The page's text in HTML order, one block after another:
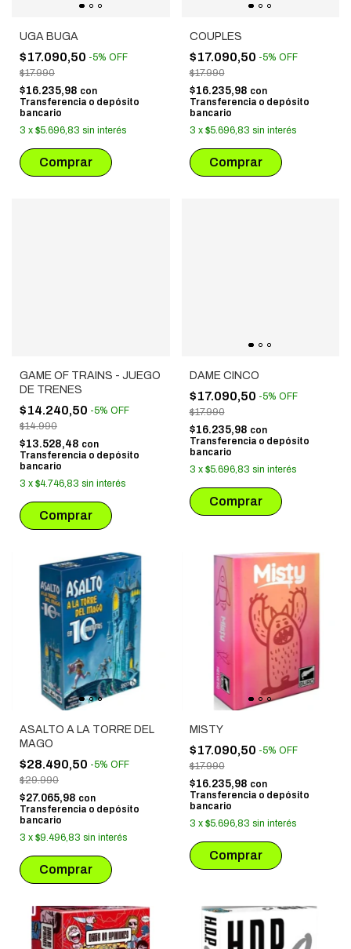
UGA BUGA
$17.090,50 -5% OFF
$17.990
$16.235,98 con
Transferencia o depósito
bancario
3 x $5.696,83 sin interés
COUPLES
$17.090,50 -5% OFF
$17.990
$16.235,98 con
Transferencia o depósito
bancario
3 x $5.696,83 sin interés
GAME OF TRAINS - JUEGO
DE TRENES
$14.240,50 -5% OFF
$14.990
$13.528,48 con
Transferencia o depósito
bancario
3 x $4.746,83 sin interés
DAME CINCO
$17.090,50 -5% OFF
$17.990
$16.235,98 con
Transferencia o depósito
bancario
3 x $5.696,83 sin interés
ASALTO A LA TORRE DEL
MAGO
$28.490,50 -5% OFF
$29.990
$27.065,98 con
Transferencia o depósito
bancario
3 x $9.496,83 sin interés
MISTY
$17.090,50 -5% OFF
$17.990
$16.235,98 con
Transferencia o depósito
bancario
3 x $5.696,83 sin interés